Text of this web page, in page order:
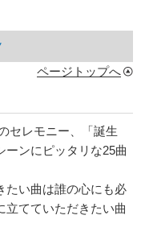
ページトップへ
セレモニー、「誕生
ーンにピッタリな25曲
たい曲は誰の心にも必
立てていただきたい曲